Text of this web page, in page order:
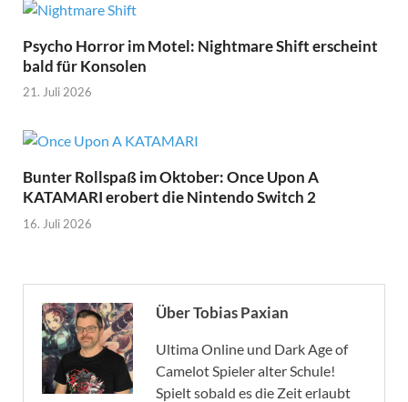
Psycho Horror im Motel: Nightmare Shift erscheint
bald für Konsolen
21. Juli 2026
Bunter Rollspaß im Oktober: Once Upon A
KATAMARI erobert die Nintendo Switch 2
16. Juli 2026
Über Tobias Paxian
Ultima Online und Dark Age of
Camelot Spieler alter Schule!
Spielt sobald es die Zeit erlaubt